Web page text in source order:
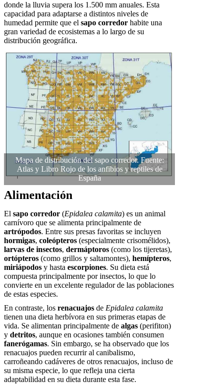
donde la lluvia supera los 1.500 mm anuales. Esta
capacidad para adaptarse a distintos niveles de
humedad permite que el sapo corredor habite una
gran variedad de ecosistemas a lo largo de su
distribución geográfica.
Mapa de distribución del sapo corredor. Fuente:
Atlas y Libro Rojo de los anfibios y reptiles de
España
Alimentación
El sapo corredor (Epidalea calamita) es un animal
carnívoro que se alimenta principalmente de
artrópodos. Entre sus presas favoritas se incluyen
hormigas, coleópteros (especialmente crisomélidos),
larvas de insectos, dermáptoros (como los tijeretas),
ortópteros (como grillos y saltamontes), hemípteros,
miriápodos y hasta escorpiones. Su dieta está
compuesta principalmente por insectos, lo que lo
convierte en un excelente regulador de las poblaciones
de estas especies.
En contraste, los renacuajos de Epidalea calamita
tienen una dieta herbívora en sus primeras etapas de
vida. Se alimentan principalmente de algas (perifiton)
y detritos, aunque en ocasiones también consumen
fanerógamas. Sin embargo, se ha observado que los
renacuajos pueden recurrir al canibalismo,
carroñeando cadáveres de otros renacuajos, incluso de
su misma especie, lo que refleja una cierta
adaptabilidad en su dieta durante esta fase.